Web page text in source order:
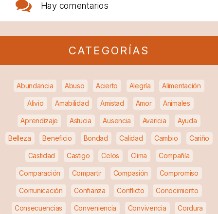
Hay comentarios
CATEGORÍAS
Abundancia Abuso Acierto Alegría Alimentación
Alivio Amabilidad Amistad Amor Animales
Aprendizaje Astucia Ausencia Avaricia Ayuda
Belleza Beneficio Bondad Calidad Cambio Cariño
Castidad Castigo Celos Clima Compañía
Comparación Compartir Compasión Compromiso
Comunicación Confianza Conflicto Conocimiento
Consecuencias Conveniencia Convivencia Cordura